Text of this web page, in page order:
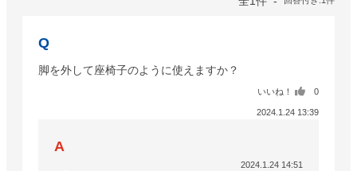
脚を外して座椅子のように使えますか？
いいね！ 0
2024.1.24 13:39
2024.1.24 14:51